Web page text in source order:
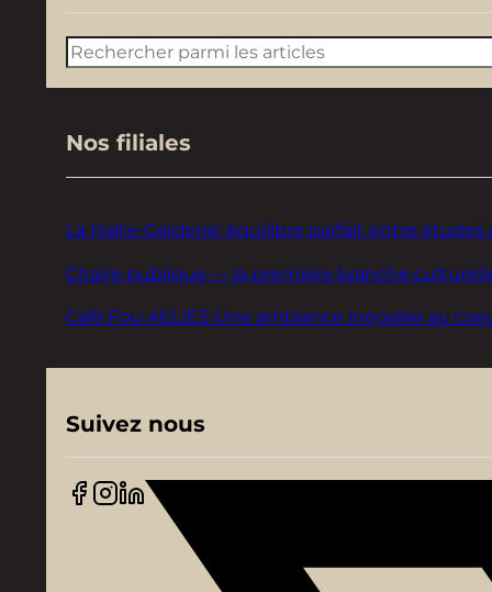
Rechercher
Nos filiales
La Halte-Garderie: équilibre parfait entre
Chaire publique — la première branche culturelle
Café Fou AELIÉS Une ambiance inégalée au
Suivez nous